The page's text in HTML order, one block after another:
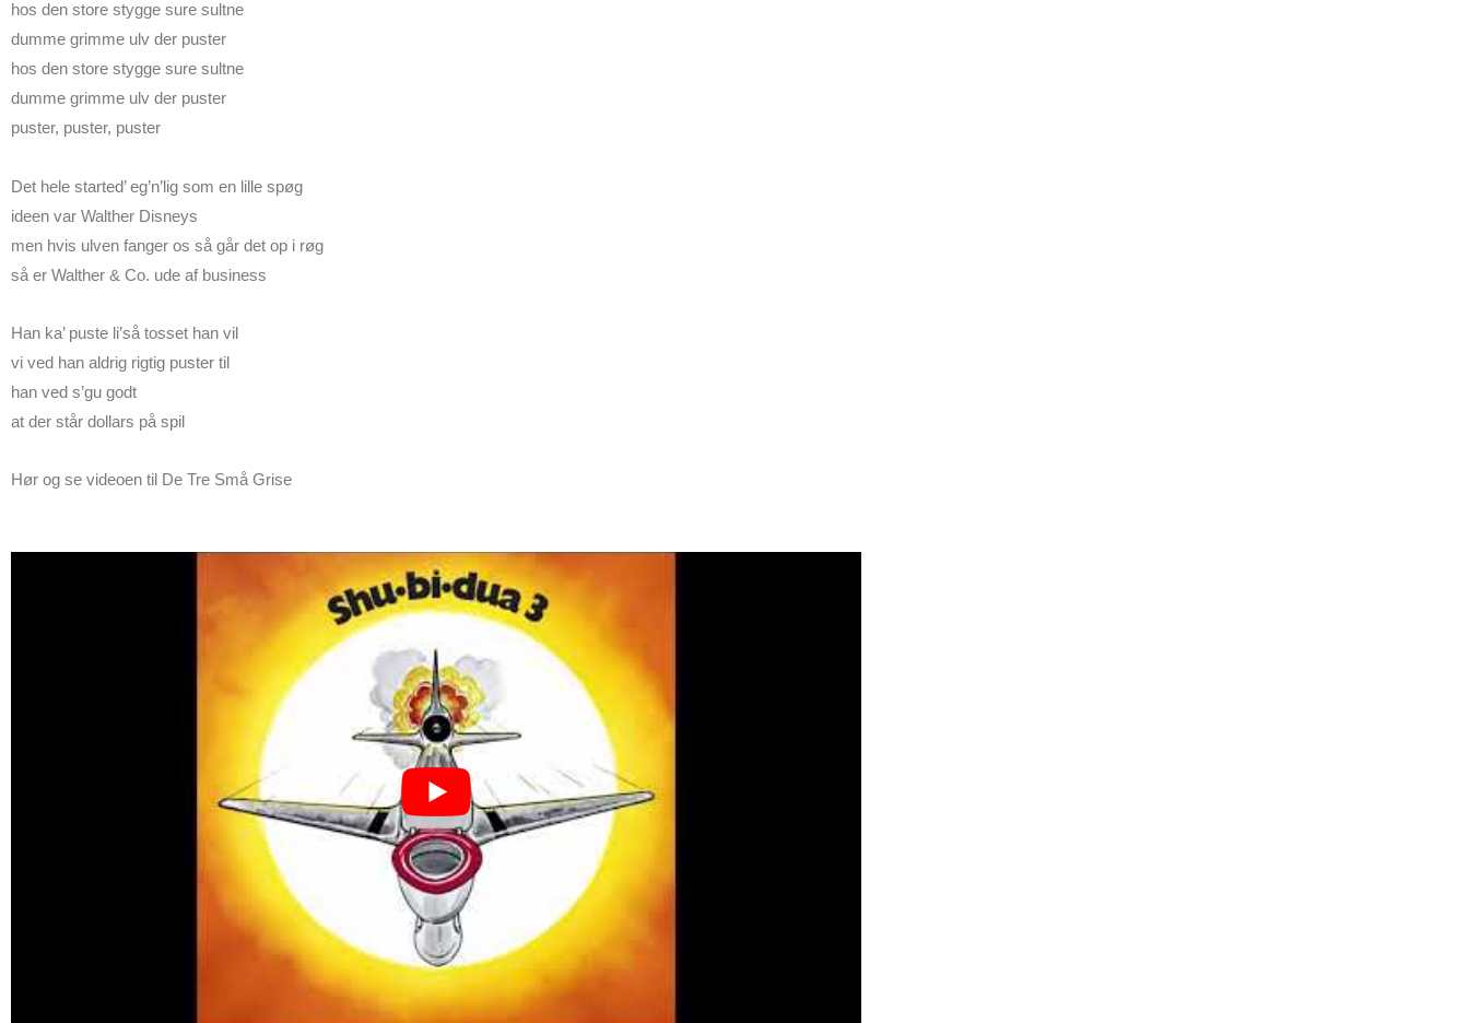
hos den store stygge sure sultne
dumme grimme ulv der puster
hos den store stygge sure sultne
dumme grimme ulv der puster
puster, puster, puster
Det hele started’ eg’n’lig som en lille spøg
ideen var Walther Disneys
men hvis ulven fanger os så går det op i røg
så er Walther & Co. ude af business
Han ka’ puste li’så tosset han vil
vi ved han aldrig rigtig puster til
han ved s’gu godt
at der står dollars på spil
Hør og se videoen til De Tre Små Grise